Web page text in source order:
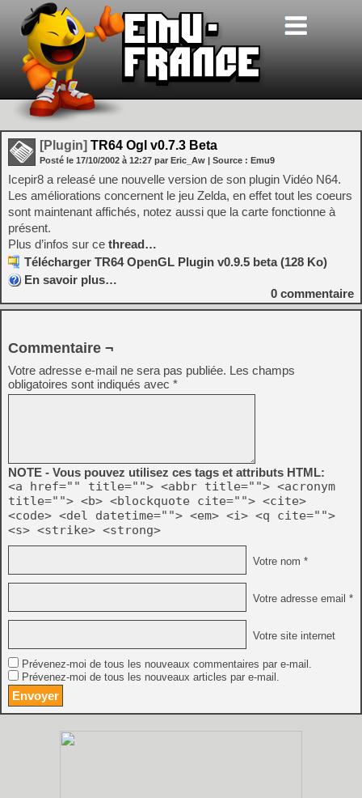
[Plugin] TR64 Ogl v0.7.3 Beta
Posté le 17/10/2002 à 12:27 par Eric_Aw | Source : Emu9
Icepir8 a releasé une nouvelle version de son plugin Vidéo N64.
Les améliorations concernent le jeu Zelda, en effet tout les coeurs
sont maintenant affichés, notez aussi que la carte fonctionne à
présent.
Plus d’infos sur ce thread…
Télécharger TR64 OpenGL Plugin v0.9.5 beta (128 Ko)
En savoir plus…
0 commentaire
Commentaire ¬
Votre adresse e-mail ne sera pas publiée. Les champs
obligatoires sont indiqués avec *
NOTE - Vous pouvez utilisez ces tags et attributs HTML:
<a href="" title=""> <abbr title=""> <acronym
title=""> <b> <blockquote cite=""> <cite>
<code> <del datetime=""> <em> <i> <q cite="">
<s> <strike> <strong>
Votre nom *
Votre adresse email *
Votre site internet
Prévenez-moi de tous les nouveaux commentaires par e-mail.
Prévenez-moi de tous les nouveaux articles par e-mail.